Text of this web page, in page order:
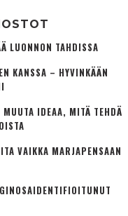
LUONNON TAHDISSA
KANSSA – HYVINKÄÄN
IDEAA, MITÄ TEHDÄ
VAIKKA MARJAPENSAAN